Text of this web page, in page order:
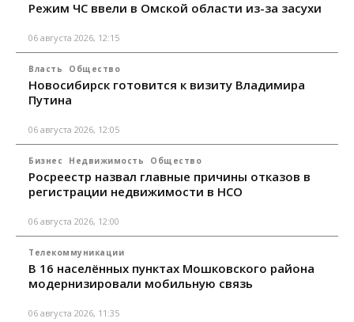
Режим ЧС ввели в Омской области из-за засухи
06 августа 2026, 12:15
Власть Общество
Новосибирск готовится к визиту Владимира
Путина
06 августа 2026, 12:05
Бизнес Недвижимость Общество
Росреестр назвал главные причины отказов в
регистрации недвижимости в НСО
06 августа 2026, 12:00
Телекоммуникации
В 16 населённых пунктах Мошковского района
модернизировали мобильную связь
06 августа 2026, 11:35